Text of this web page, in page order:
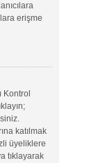
erişme
Kontrol
katılmak
üyeliklere
tıklayarak